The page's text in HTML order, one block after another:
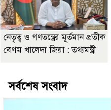
নেতৃত্ব ও গণতন্ত্রের মূর্তমান প্রতীক
বেগম খালেদা জিয়া : তথ্যমন্ত্রী
সর্বশেষ সংবাদ